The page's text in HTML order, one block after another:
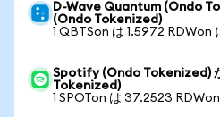
D-Wave Quantum (Ondo
(Ondo Tokenized)
1 QBTSon は 1.5972 RDWon
Spotify (Ondo Tokenized)
Tokenized)
1 SPOTon は 37.2523